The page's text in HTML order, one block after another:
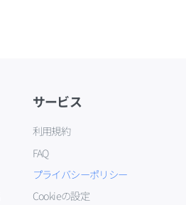
サービス
利用規約
FAQ
プライバシーポリシー
Cookieの設定